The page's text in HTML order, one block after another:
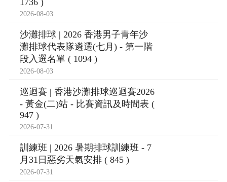
2026-08-03
沙灘排球 | 2026 香港男子青年沙
灘排球代表隊遴選(七月) - 第一階
段入選名單 ( 1094 )
2026-08-03
巡迴賽 | 香港沙灘排球巡迴賽2026
- 黃金(二)站 - 比賽資訊及時間表 (
947 )
2026-07-31
訓練班 | 2026 暑期排球訓練班 - 7
月31日惡劣天氣安排 ( 845 )
2026-07-31